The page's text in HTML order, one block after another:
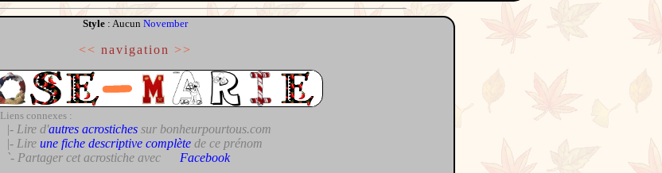
Style : Aucun November
<< navigation >>
Liens connexes :
|- Lire d'autres acrostichessur bonheurpourtous.com
|- Lire une fiche descriptive complètede ce prénom
`- Partager cet acrostiche avec
Facebook